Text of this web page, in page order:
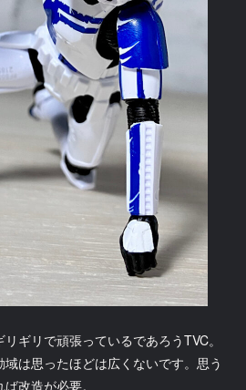
ギリで頑張っているであろうTVC。
は思ったほどは広くないです。思う
改造が必要。